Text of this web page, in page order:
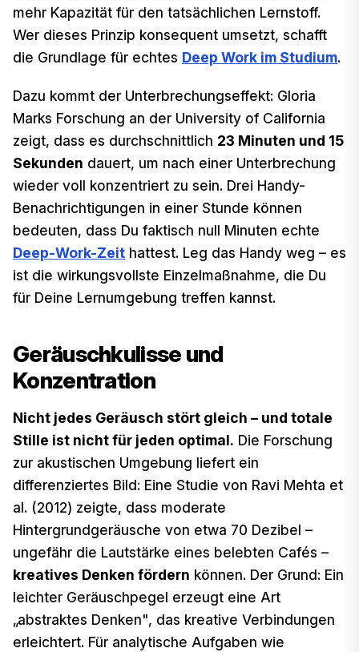
mehr Kapazität für den tatsächlichen Lernstoff.
Wer dieses Prinzip konsequent umsetzt, schafft
die Grundlage für echtes Deep Work im Studium.
Dazu kommt der Unterbrechungseffekt: Gloria
Marks Forschung an der University of California
zeigt, dass es durchschnittlich 23 Minuten und 15
Sekunden dauert, um nach einer Unterbrechung
wieder voll konzentriert zu sein. Drei Handy-
Benachrichtigungen in einer Stunde können
bedeuten, dass Du faktisch null Minuten echte
Deep-Work-Zeit hattest. Leg das Handy weg – es
ist die wirkungsvollste Einzelmaßnahme, die Du
für Deine Lernumgebung treffen kannst.
Geräuschkulisse und
Konzentration
Nicht jedes Geräusch stört gleich – und totale
Stille ist nicht für jeden optimal. Die Forschung
zur akustischen Umgebung liefert ein
differenziertes Bild: Eine Studie von Ravi Mehta et
al. (2012) zeigte, dass moderate
Hintergrundgeräusche von etwa 70 Dezibel –
ungefähr die Lautstärke eines belebten Cafés –
kreatives Denken fördern können. Der Grund: Ein
leichter Geräuschpegel erzeugt eine Art
„abstraktes Denken", das kreative Verbindungen
erleichtert. Für analytische Aufgaben wie